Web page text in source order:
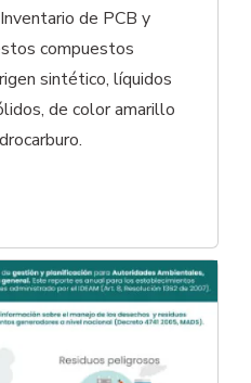
de PCB y
compuestos
sintético, líquidos
de color amarillo